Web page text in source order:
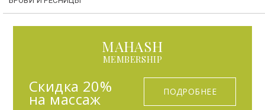
MAHASH
MEMBERSHIP
Скидка 20%
на массаж ПОДРОБНЕЕ